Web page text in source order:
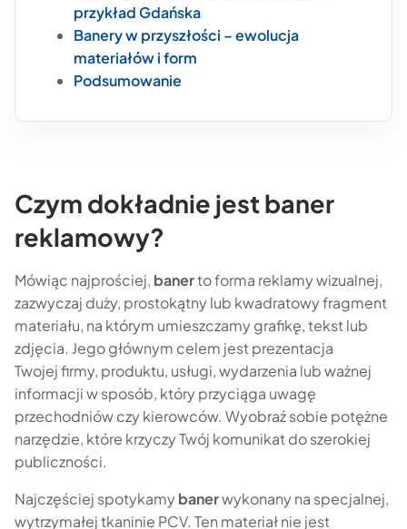
przykład Gdańska
Banery w przyszłości – ewolucja
materiałów i form
Podsumowanie
Czym dokładnie jest baner
reklamowy?
Mówiąc najprościej, banerto forma reklamy wizualnej,
zazwyczaj duży, prostokątny lub kwadratowy fragment
materiału, na którym umieszczamy grafikę, tekst lub
zdjęcia. Jego głównym celem jest prezentacja
Twojej firmy, produktu, usługi, wydarzenia lub ważnej
informacji w sposób, który przyciąga uwagę
przechodniów czy kierowców. Wyobraź sobie potężne
narzędzie, które krzyczy Twój komunikat do szerokiej
publiczności.
Najczęściej spotykamybanerwykonany na specjalnej,
wytrzymałej tkaninie PCV. Ten materiał nie jest